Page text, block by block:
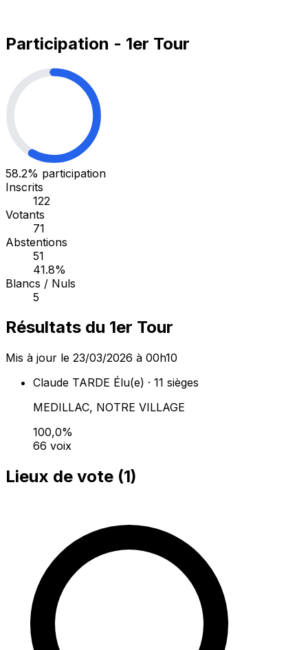
Participation - 1er Tour
58.2% participation
Inscrits
122
Votants
71
Abstentions
51
41.8%
Blancs / Nuls
5
Résultats du 1er Tour
Mis à jour le 23/03/2026 à 00h10
Claude TARDE Élu(e) · 11 sièges
MEDILLAC, NOTRE VILLAGE
100,0%
66 voix
Lieux de vote (1)